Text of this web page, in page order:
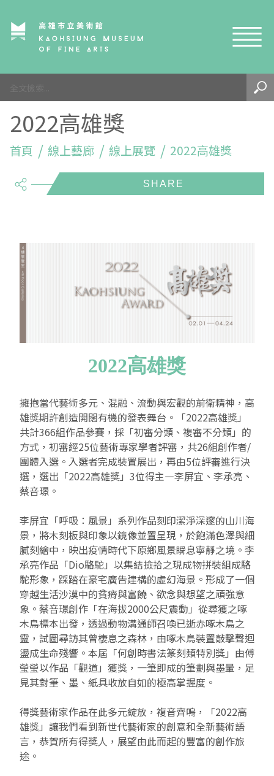
網站導覽
參觀資訊
參觀須知
開館時間
交通資訊
環境介紹
兒童美術館
無障礙服務專區
藝術之旅
Pinkoi 電商平台
展覽與活動
展覽資訊
徵件辦法
典藏與研究
典藏查詢
典藏圖檔申請
研究資源
藝術認證 / 百夜默讀 / 高雄ART青
南島當代記憶工程
研究出版
線上學習
藝術閱聽
雄雄藝見你│Podcast
時代之聲│Podcasts
視覺影像資料庫│影音紀錄
百夜藝術默讀│典藏閱讀
南島當代記憶工程│資料庫
典藏3D手上Run
線上展覽
珍珠—南方視野的女性藝術
多元史觀特藏室二部曲：南方作為衝撞之所
流於形式—梁任宏個展(1999-2024)
民・間
2022高雄獎
2021 TAKAO．台客．南方HUE：李俊賢
南方作為相遇之所
2019 奔‧月—劉國松
AR/VR體驗
來自大地的祝福— 2019-2020典藏捐贈展
南方作為相遇之所
感動兔 高美特展
感動虎 高美特展
感動鼠 高美特展
相遇在南方 - 教/學包
藝術遊戲號
畫想想‧想畫畫
尋寶高雄 - 校園推廣教材
關於我們
高美館
關於高美館/年報
高美館大事記
兒童美術館
合作夥伴
EN TW
2022高雄獎
首頁 線上藝廊 線上展覽 2022高雄獎
share
2022高雄獎
擁抱當代藝術多元、混融、流動與宏觀的前衛精神，高
雄獎期許創造開闊有機的發表舞台。「2022高雄獎」
共計366組作品參賽，採「初審分類、複審不分類」的
方式，初審經25位藝術專家學者評審，共26組創作者/
團體入選。入選者完成裝置展出，再由5位評審進行決
選，選出「2022高雄獎」3位得主—李屏宜、李承亮、
蔡咅璟。
李屏宜「呼吸：風景」系列作品刻印潔淨深邃的山川海
景，將木刻板與印象以鏡像並置呈現，於飽滿色澤與細
膩刻繪中，映出疫情時代下原鄉風景瞬息寧靜之境。李
承亮作品「Dio駱駝」以集結撿拾之現成物拼裝組成駱
駝形象，踩踏在豪宅廣告建構的虛幻海景。形成了一個
穿越生活沙漠中的貧瘠與富饒、欲念與想望之頑強意
象。蔡咅璟創作「在海拔2000公尺震動」從尋獲之啄
木鳥標本出發，透過動物溝通師召喚已逝赤啄木鳥之
靈，試圖尋訪其曾棲息之森林，由啄木鳥裝置敲擊聲迴
盪成生命殘響。本屆「何創時書法篆刻類特別獎」由傅
瑩瑩以作品「觀道」獲獎，一筆即成的筆劃與墨暈，足
見其對筆、墨、紙具收放自如的極高掌握度。
得獎藝術家作品在此多元綻放，複音齊鳴，「2022高
雄獎」讓我們看到新世代藝術家的創意和全新藝術語
言，恭賀所有得獎人，展望由此而起的豐富的創作旅
途。